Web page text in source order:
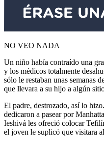
NO VEO NADA
Un niño había contraído una
y los médicos totalmente
sólo le restaban unas semanas
que llevara a su hijo a algún
El padre, destrozado, así lo
dedicaron a pasear por
Ieshivá les ofreció colocar
el joven le suplicó que visitara